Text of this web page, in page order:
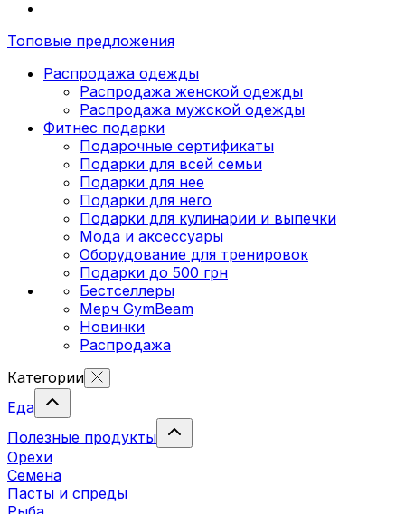
Топовые предложения
Распродажа одежды
Распродажа женской одежды
Распродажа мужской одежды
Фитнес подарки
Подарочные сертификаты
Подарки для всей семьи
Подарки для нее
Подарки для него
Подарки для кулинарии и выпечки
Мода и аксессуары
Оборудование для тренировок
Подарки до 500 грн
Бестселлеры
Мерч GymBeam
Новинки
Распродажа
Категории
Еда
Полезные продукты
Орехи
Семена
Пасты и спреды